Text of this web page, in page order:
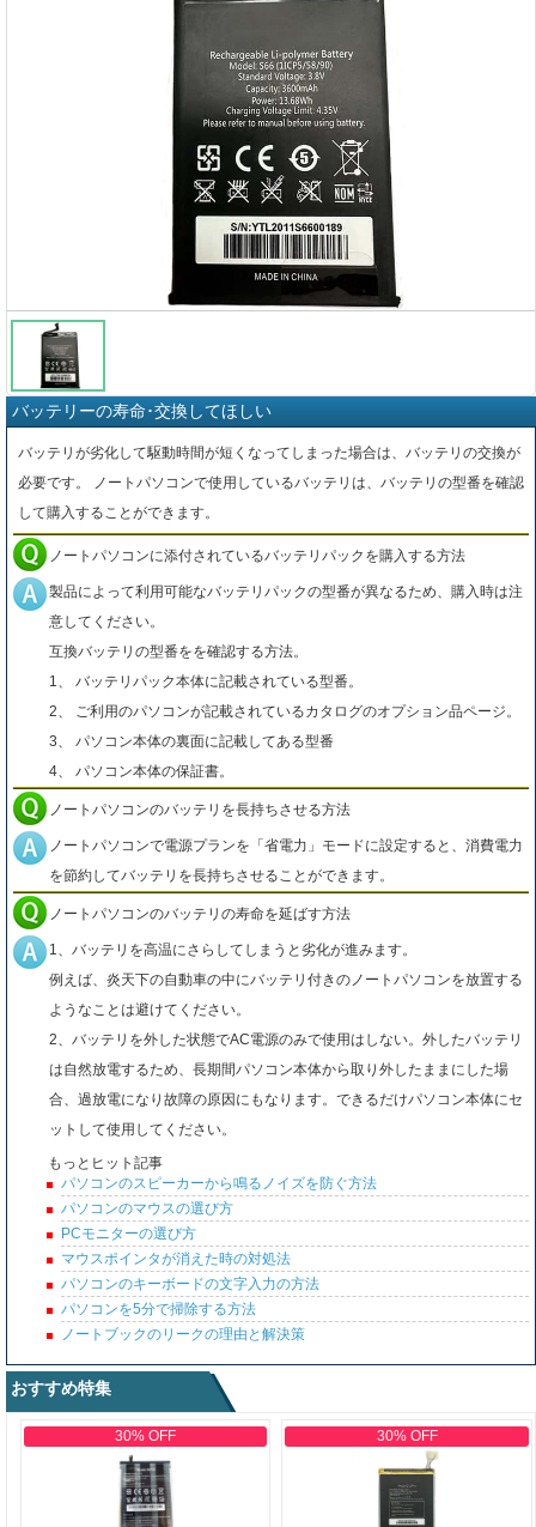
バッテリーの寿命･交換してほしい
バッテリが劣化して駆動時間が短くなってしまった場合は、バッテリの交換が
必要です。 ノートパソコンで使用しているバッテリは、バッテリの型番を確認
して購入することができます。
ノートパソコンに添付されているバッテリパックを購入する方法
製品によって利用可能なバッテリパックの型番が異なるため、購入時は注
意してください。
互換バッテリの型番をを確認する方法。
1、 バッテリパック本体に記載されている型番。
2、 ご利用のパソコンが記載されているカタログのオプション品ページ。
3、 パソコン本体の裏面に記載してある型番
4、 パソコン本体の保証書。
ノートパソコンのバッテリを長持ちさせる方法
ノートパソコンで電源プランを「省電力」モードに設定すると、消費電力
を節約してバッテリを長持ちさせることができます。
ノートパソコンのバッテリの寿命を延ばす方法
1、バッテリを高温にさらしてしまうと劣化が進みます。
例えば、炎天下の自動車の中にバッテリ付きのノートパソコンを放置する
ようなことは避けてください。
2、バッテリを外した状態でAC電源のみで使用はしない。外したバッテリ
は自然放電するため、長期間パソコン本体から取り外したままにした場
合、過放電になり故障の原因にもなります。できるだけパソコン本体にセ
ットして使用してください。
もっとヒット記事
パソコンのスピーカーから鳴るノイズを防ぐ方法
パソコンのマウスの選び方
PCモニターの選び方
マウスポインタが消えた時の対処法
パソコンのキーボードの文字入力の方法
パソコンを5分で掃除する方法
ノートブックのリークの理由と解決策
おすすめ特集
30% OFF 30% OFF